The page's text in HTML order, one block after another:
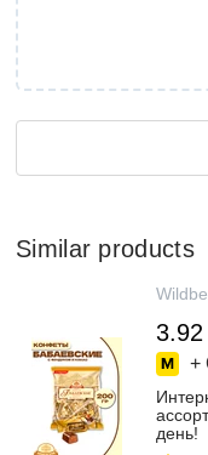
Similar products
3.92
+
день!